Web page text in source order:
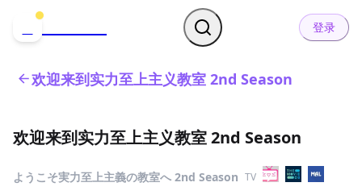
登录
欢迎来到实力至上主义教室 2nd Season
欢迎来到实力至上主义教室 2nd Season
ようこそ実力至上主義の教室へ 2nd Season TV